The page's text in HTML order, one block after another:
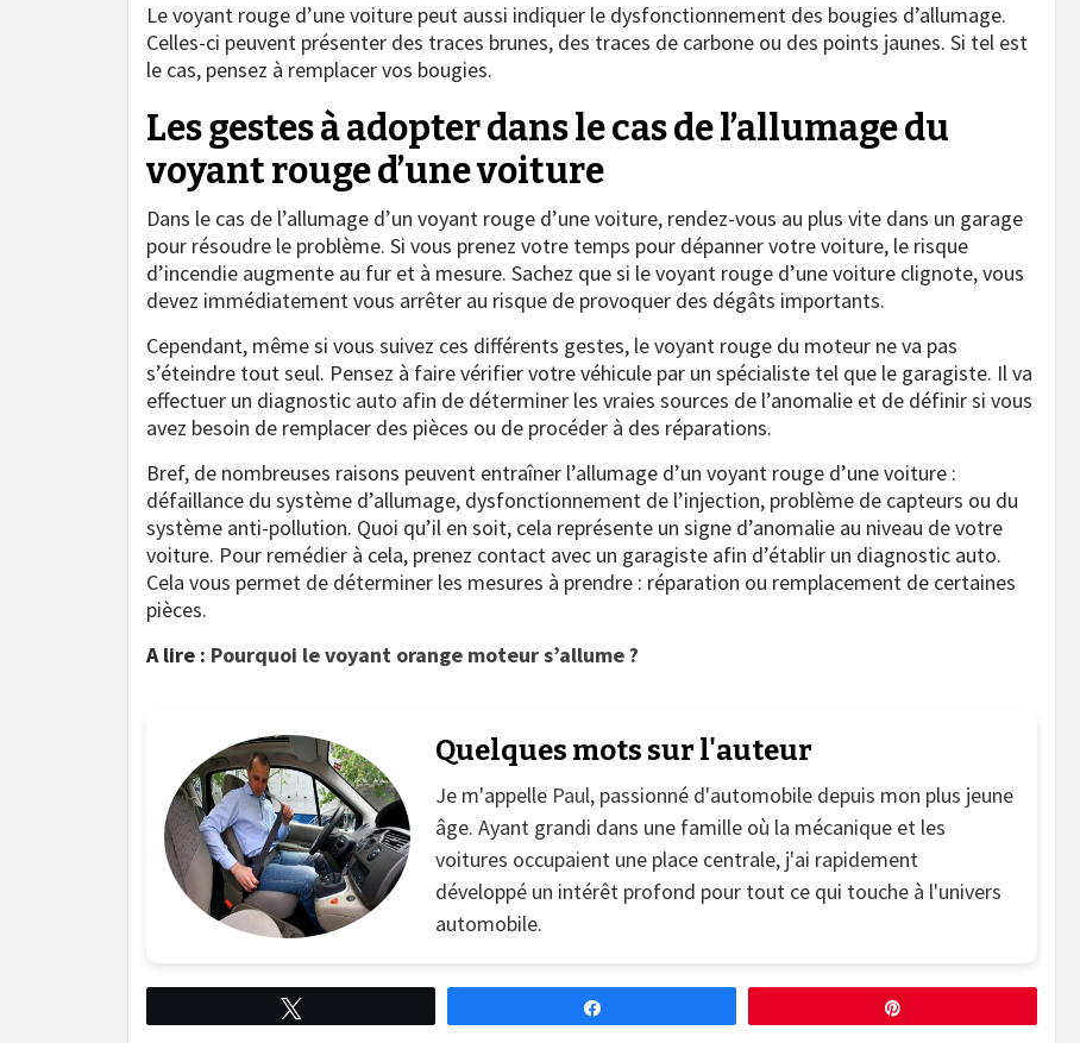
Le voyant rouge d’une voiture peut aussi indiquer le dysfonctionnement des bougies d’allumage.
Celles-ci peuvent présenter des traces brunes, des traces de carbone ou des points jaunes. Si tel est
le cas, pensez à remplacer vos bougies.
Les gestes à adopter dans le cas de l’allumage du
voyant rouge d’une voiture
Dans le cas de l’allumage d’un voyant rouge d’une voiture, rendez-vous au plus vite dans un garage
pour résoudre le problème. Si vous prenez votre temps pour dépanner votre voiture, le risque
d’incendie augmente au fur et à mesure. Sachez que si le voyant rouge d’une voiture clignote, vous
devez immédiatement vous arrêter au risque de provoquer des dégâts importants.
Cependant, même si vous suivez ces différents gestes, le voyant rouge du moteur ne va pas
s’éteindre tout seul. Pensez à faire vérifier votre véhicule par un spécialiste tel que le garagiste. Il va
effectuer un diagnostic auto afin de déterminer les vraies sources de l’anomalie et de définir si vous
avez besoin de remplacer des pièces ou de procéder à des réparations.
Bref, de nombreuses raisons peuvent entraîner l’allumage d’un voyant rouge d’une voiture :
défaillance du système d’allumage, dysfonctionnement de l’injection, problème de capteurs ou du
système anti-pollution. Quoi qu’il en soit, cela représente un signe d’anomalie au niveau de votre
voiture. Pour remédier à cela, prenez contact avec un garagiste afin d’établir un diagnostic auto.
Cela vous permet de déterminer les mesures à prendre : réparation ou remplacement de certaines
pièces.
A lire : Pourquoi le voyant orange moteur s’allume ?
Quelques mots sur l'auteur
Je m'appelle Paul, passionné d'automobile depuis mon plus jeune
âge. Ayant grandi dans une famille où la mécanique et les
voitures occupaient une place centrale, j'ai rapidement
développé un intérêt profond pour tout ce qui touche à l'univers
automobile.